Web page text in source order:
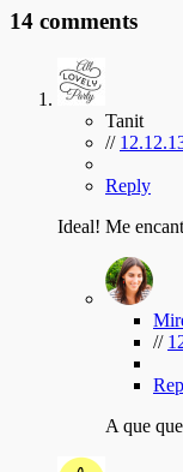
14 comments
Tanit
//
Reply
Ideal! Me
//
A que